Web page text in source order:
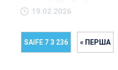
19.02.2026
SAIFE 7 З 236 « ПЕРША